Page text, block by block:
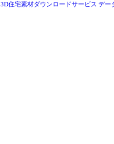
3D住宅素材ダウンロードサービス デー